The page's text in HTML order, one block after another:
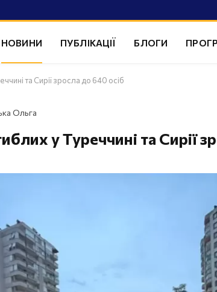
НОВИНИ ПУБЛІКАЦІЇ БЛОГИ
та Сирії зросла до 640 осіб
Ольга
у Туреччині та Сирії